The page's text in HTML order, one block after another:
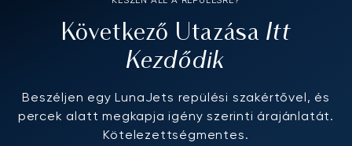
Következő Utazása Itt
Kezdődik
Beszéljen egy LunaJets repülési szakértővel, és
percek alatt megkapja igény szerinti árajánlatát.
Kötelezettségmentes.